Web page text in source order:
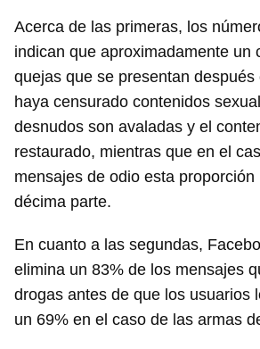
iniciar sesión con tu cuenta de
INICIAR SESIÓN
Acerca de las primeras, los
indican que aproximadamente un
quejas que se presentan
haya censurado contenidos
desnudos son avaladas y el
restaurado, mientras que en el
mensajes de odio esta
décima parte.
En cuanto a las segundas,
elimina un 83% de los mensajes
drogas antes de que los usuarios
un 69% en el caso de las armas